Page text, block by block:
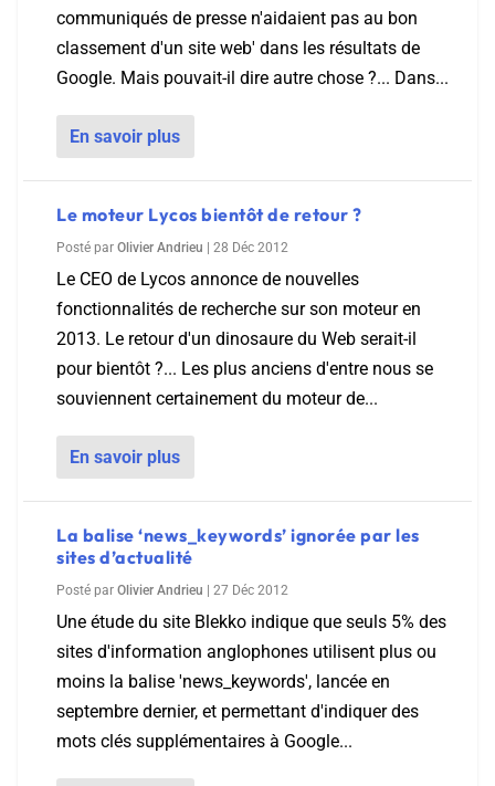
communiqués de presse n'aidaient pas au bon
classement d'un site web' dans les résultats de
Google. Mais pouvait-il dire autre chose ?... Dans...
En savoir plus
Le moteur Lycos bientôt de retour ?
Posté par Olivier Andrieu 28 Déc 2012
Le CEO de Lycos annonce de nouvelles
fonctionnalités de recherche sur son moteur en
2013. Le retour d'un dinosaure du Web serait-il
pour bientôt ?... Les plus anciens d'entre nous se
souviennent certainement du moteur de...
En savoir plus
La balise ‘news_keywords’ ignorée par les
sites d’actualité
Posté par Olivier Andrieu 27 Déc 2012
Une étude du site Blekko indique que seuls 5% des
sites d'information anglophones utilisent plus ou
moins la balise 'news_keywords', lancée en
septembre dernier, et permettant d'indiquer des
mots clés supplémentaires à Google...